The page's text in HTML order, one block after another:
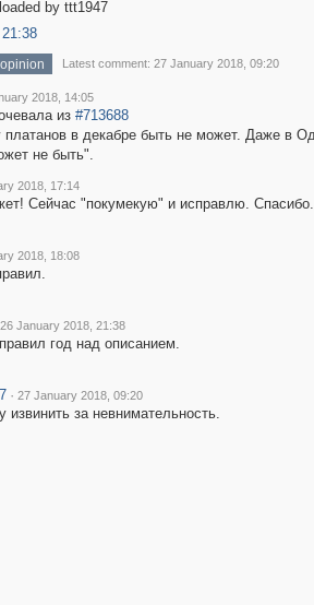
by ttt1947
Latest comment: 27 January 2018, 09:20
2018, 14:05
из #713688
платанов в декабре быть не может. Даже в
не быть".
2018, 17:14
Сейчас "покумекую" и исправлю. Спасибо.
2018, 18:08
26 January 2018, 21:38
год над описанием.
· 27 January 2018, 09:20
извинить за невнимательность.